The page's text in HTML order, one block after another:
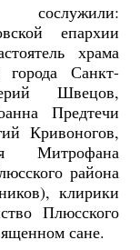
сослужили:
епархии
храма
города Санкт-
Швецов,
Предтечи
Кривоногов,
Митрофана
района
клирики
Плюсского
сане.